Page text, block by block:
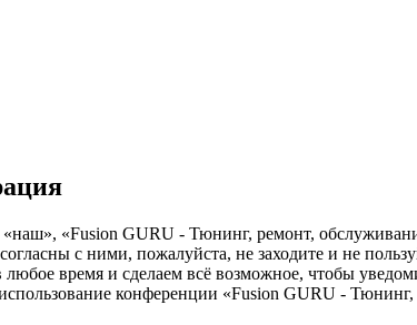
«Fusion GURU - Тюнинг, ремонт,
с ними, пожалуйста, не заходите и не
время и сделаем всё возможное, чтобы
конференции «Fusion GURU -